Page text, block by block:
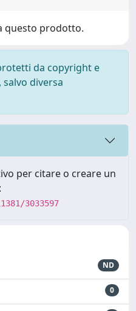
questo prodotto.
da copyright e
diversa
per citare o creare un
3033597
ND
0